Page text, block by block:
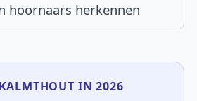
hoornaars herkennen
IN 2026